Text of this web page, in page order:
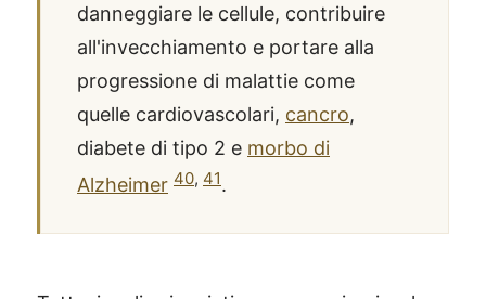
danneggiare le cellule, contribuire
all'invecchiamento e portare alla
progressione di malattie come
quelle cardiovascolari, cancro,
diabete di tipo 2 e morbo di
Alzheimer 40, 41.